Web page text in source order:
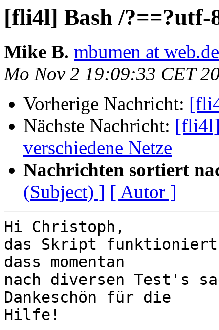
[fli4l] Bash /?==?utf-
Mike B. mbumen at web.de
Mo Nov 2 19:09:33 CET
Vorherige Nachricht:
Nächste Nachricht:
verschiedene Netze
Nachrichten sortiert
(Subject) ] [ Autor ]
Hi Christoph,
das Skript
dass momentan
nach diversen Test's
Dankeschön für die
Hilfe!